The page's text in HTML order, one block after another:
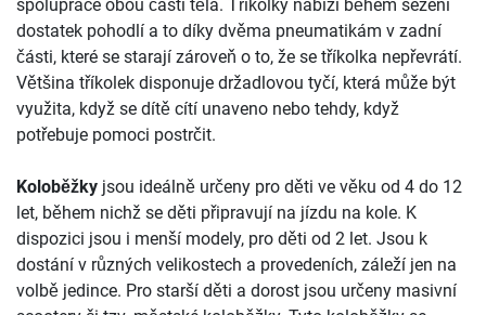
spolupráce obou částí těla. Tříkolky nabízí během sezení
dostatek pohodlí a to díky dvěma pneumatikám v zadní
části, které se starají zároveň o to, že se tříkolka nepřevrátí.
Většina tříkolek disponuje držadlovou tyčí, která může být
využita, když se dítě cítí unaveno nebo tehdy, když
potřebuje pomoci postrčit.
Koloběžky jsou ideálně určeny pro děti ve věku od 4 do 12
let, během nichž se děti připravují na jízdu na kole. K
dispozici jsou i menší modely, pro děti od 2 let. Jsou k
dostání v různých velikostech a provedeních, záleží jen na
volbě jedince. Pro starší děti a dorost jsou určeny masivní